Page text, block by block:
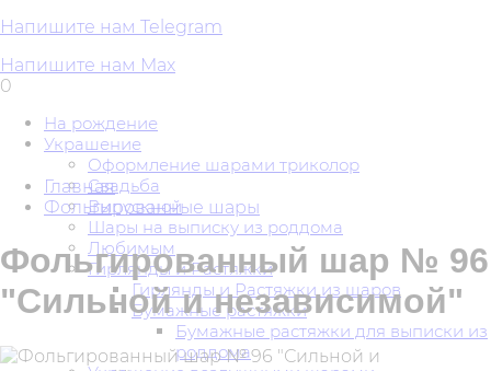
Напишите нам Telegram
Напишите нам Max
0
На рождение
Украшение
Оформление шарами триколор
Свадьба
Выпускной
Шары на выписку из роддома
Любимым
Гирлянды и Растяжки
Гирлянды и Растяжки из шаров
Бумажные растяжки
Бумажные растяжки для выписки из
роддома
Главная
Фольгированные шары
Фольгированный шар № 96
"Сильной и независимой"